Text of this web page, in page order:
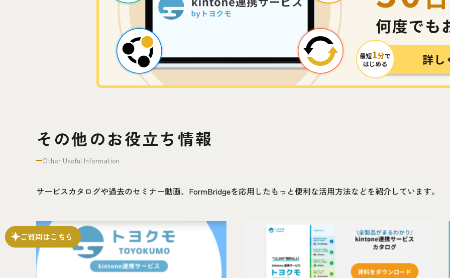
その他のお役立ち情報
Other Useful Information
サービスカタログや過去のセミナー動画、FormBridgeを応用したもっと便利な活用方法などを紹介しています。
ご質問はこちら